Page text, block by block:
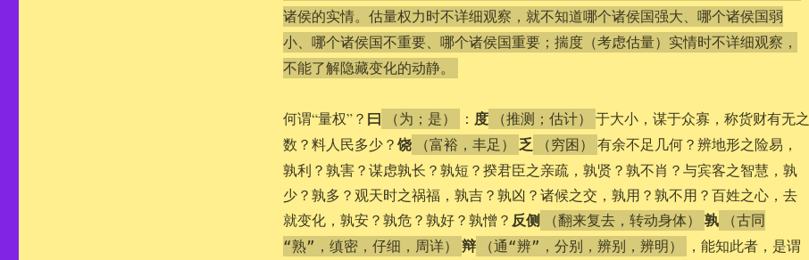
诸侯的实情。估量权力时不详细观察，就不知道哪个诸侯国强大、哪个诸侯国弱
小、哪个诸侯国不重要、哪个诸侯国重要；揣度（考虑估量）实情时不详细观察，
不能了解隐藏变化的动静。
何谓“量权”？ 曰 （为；是） ： 度 （推测；估计）
于大小，谋于众寡，称货财有无之
数？料人民多少？饶 （富裕，丰足） 乏 （穷困）
有余不足几何？辨地形之险易，
孰利？孰害？谋虑孰长？孰短？揆君臣之亲疏，孰贤？孰不肖？与宾客之智慧，孰
少？孰多？观天时之祸福，孰吉？孰凶？诸候之交，孰用？孰不用？百姓之心，去
就变化，孰安？孰危？孰好？孰憎？ 反侧 （翻来复去，转动身体） 孰
（古同
“熟”，缜密，仔细，周详）
辩 （通“辨”，分别，辨别，辨明）
，能知此者，是谓